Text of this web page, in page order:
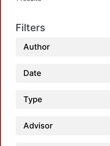
Filters
Author
Date
Type
Advisor